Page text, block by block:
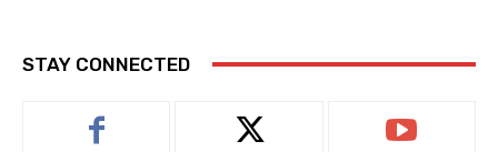
STAY CONNECTED